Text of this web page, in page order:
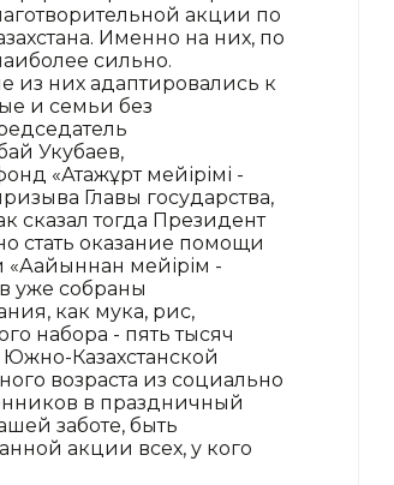
акции по
Именно на них, по
сильно.
них адаптировались к
и семьи без
Укубаев,
«Атажұрт мейірімі -
Главы государства,
сказал тогда Президент
стать оказание помощи
мейірім -
уже собраны
как мука, рис,
набора - пять тысяч
Казахстанской
возраста из социально
в праздничный
заботе, быть
акции всех, у кого